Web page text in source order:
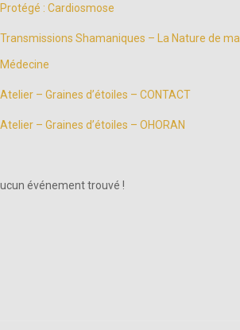
Protégé : Cardiosmose
Transmissions Shamaniques – La Nature de ma
Médecine
Atelier – Graines d’étoiles – CONTACT
Atelier – Graines d’étoiles – OHORAN
événement trouvé !